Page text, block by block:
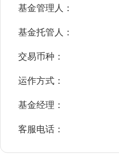
基金管理人：
基金托管人：
交易币种：
运作方式：
基金经理：
客服电话：